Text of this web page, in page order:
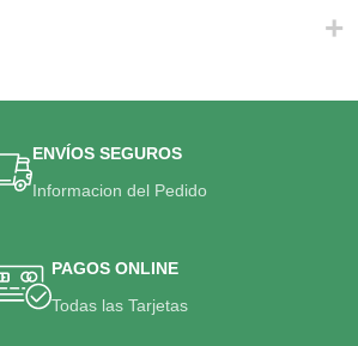
ENVÍOS SEGUROS
Informacion del Pedido
PAGOS ONLINE
Todas las Tarjetas